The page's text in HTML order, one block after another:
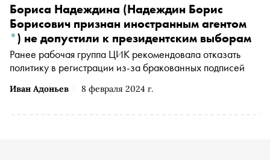
Иван Адоньев 8 февраля 2024 г.
Бориса Надеждина (Надеждин Борис
Борисович признан иностранным агентом
*) не допустили к президентским выборам
Ранее рабочая группа ЦИК рекомендовала отказать
политику в регистрации из-за бракованных подписей